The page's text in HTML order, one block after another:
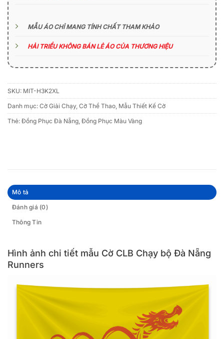
MẪU ÁO CHỈ MANG TÍNH CHẤT THAM KHẢO
HẢI TRIỀU KHÔNG BÁN LẺ ÁO CỦA THƯƠNG HIỆU
SKU: MIT-H3K2XL
Danh mục: Cờ Giải Chạy, Cờ Thể Thao, Mẫu Thiết Kế Cờ
Thẻ: Đồng Phục Đà Nẵng, Đồng Phục Màu Vàng
Mô tả
Đánh giá (0)
Thông Tin
Hình ảnh chi tiết mẫu Cờ CLB Chạy bộ Đà Nẵng
Runners